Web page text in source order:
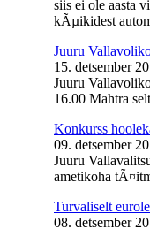
siis ei ole aasta
kÃµikidest
Juuru
15. detsember
Juuru
16.00 Mahtra
Konkurss
09. detsember
Juuru
ametikoha
Turvaliselt
08. detsember